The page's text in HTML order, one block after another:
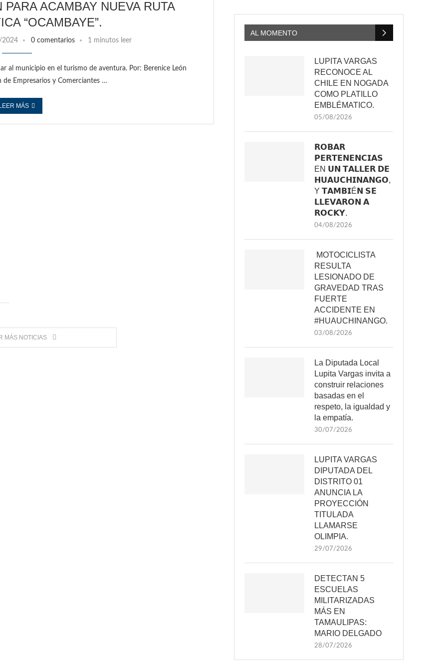
ACAMBAY NUEVA RUTA
“OCAMBAYE”.
0 comentarios 1 minutos leer
al municipio en el turismo de aventura. Por: Berenice León
Empresarios y Comerciantes …
MÁS
MÁS NOTICIAS
AL MOMENTO
LUPITA VARGAS
RECONOCE AL
CHILE EN NOGADA
COMO PLATILLO
EMBLÉMATICO.
05/08/2026
𝗥𝗢𝗕𝗔𝗥
𝗣𝗘𝗥𝗧𝗘𝗡𝗘𝗡𝗖𝗜𝗔𝗦
EN 𝗨𝗡 𝗧𝗔𝗟𝗟𝗘𝗥 𝗗𝗘
𝗛𝗨𝗔𝗨𝗖𝗛𝗜𝗡𝗔𝗡𝗚𝗢,
Y 𝗧𝗔𝗠𝗕𝗜É𝗡 𝗦𝗘
𝗟𝗟𝗘𝗩𝗔𝗥𝗢𝗡 𝗔
𝗥𝗢𝗖𝗞𝗬.
04/08/2026
MOTOCICLISTA
RESULTA
LESIONADO DE
GRAVEDAD TRAS
FUERTE
ACCIDENTE EN
#HUAUCHINANGO.
03/08/2026
La Diputada Local
Lupita Vargas invita a
construir relaciones
basadas en el
respeto, la igualdad y
la empatía.
30/07/2026
LUPITA VARGAS
DIPUTADA DEL
DISTRITO 01
ANUNCIA LA
PROYECCIÓN
TITULADA
LLAMARSE
OLIMPIA.
29/07/2026
DETECTAN 5
ESCUELAS
MILITARIZADAS
MÁS EN
TAMAULIPAS:
MARIO DELGADO
28/07/2026